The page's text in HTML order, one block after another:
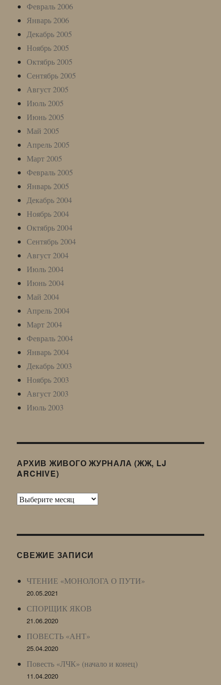
Февраль 2006
Январь 2006
Декабрь 2005
Ноябрь 2005
Октябрь 2005
Сентябрь 2005
Август 2005
Июль 2005
Июнь 2005
Май 2005
Апрель 2005
Март 2005
Февраль 2005
Январь 2005
Декабрь 2004
Ноябрь 2004
Октябрь 2004
Сентябрь 2004
Август 2004
Июль 2004
Июнь 2004
Май 2004
Апрель 2004
Март 2004
Февраль 2004
Январь 2004
Декабрь 2003
Ноябрь 2003
Август 2003
Июль 2003
АРХИВ ЖИВОГО ЖУРНАЛА (ЖЖ, LJ
ARCHIVE)
Архив
LJ
СВЕЖИЕ ЗАПИСИ
ЧТЕНИЕ «МОНОЛОГА О ПУТИ»
20.05.2021
СПОРЩИК ЯКОВ
21.06.2020
ПОВЕСТЬ «АНТ»
25.04.2020
Повесть «ЛЧК» (начало и конец)
11.04.2020